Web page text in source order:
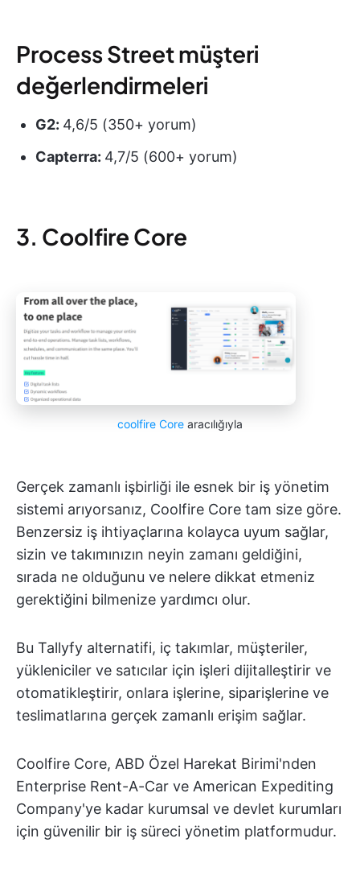
Process Street müşteri
değerlendirmeleri
G2: 4,6/5 (350+ yorum)
Capterra: 4,7/5 (600+ yorum)
3. Coolfire Core
coolfire Core aracılığıyla
Gerçek zamanlı işbirliği ile esnek bir iş yönetim
sistemi arıyorsanız, Coolfire Core tam size göre.
Benzersiz iş ihtiyaçlarına kolayca uyum sağlar,
sizin ve takımınızın neyin zamanı geldiğini,
sırada ne olduğunu ve nelere dikkat etmeniz
gerektiğini bilmenize yardımcı olur.
Bu Tallyfy alternatifi, iç takımlar, müşteriler,
yükleniciler ve satıcılar için işleri dijitalleştirir ve
otomatikleştirir, onlara işlerine, siparişlerine ve
teslimatlarına gerçek zamanlı erişim sağlar.
Coolfire Core, ABD Özel Harekat Birimi'nden
Enterprise Rent-A-Car ve American Expediting
Company'ye kadar kurumsal ve devlet kurumları
için güvenilir bir iş süreci yönetim platformudur.